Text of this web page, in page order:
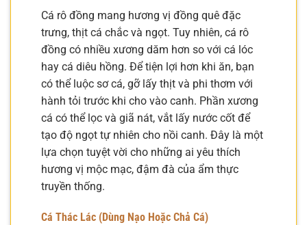
Cá rô đồng mang hương vị đồng quê đặc
trưng, thịt cá chắc và ngọt. Tuy nhiên, cá rô
đồng có nhiều xương dăm hơn so với cá lóc
hay cá diêu hồng. Để tiện lợi hơn khi ăn, bạn
có thể luộc sơ cá, gỡ lấy thịt và phi thơm với
hành tỏi trước khi cho vào canh. Phần xương
cá có thể lọc và giã nát, vắt lấy nước cốt để
tạo độ ngọt tự nhiên cho nồi canh. Đây là một
lựa chọn tuyệt vời cho những ai yêu thích
hương vị mộc mạc, đậm đà của ẩm thực
truyền thống.
Cá Thác Lác (Dùng Nạo Hoặc Chả Cá)